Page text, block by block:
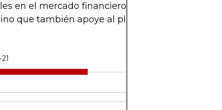
en el mercado financiero. Haz que tu
que también apoye al planeta.